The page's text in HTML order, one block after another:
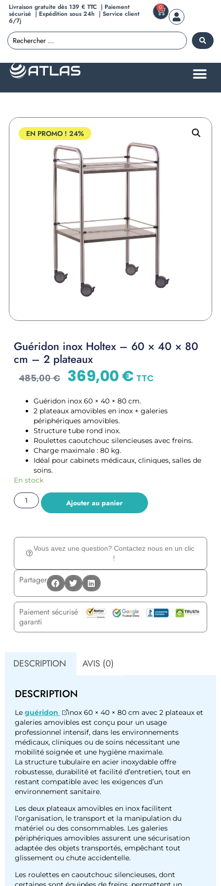
Livraison gratuite dès 139 € TTC ｜Paiement
sécurisé ｜Expédition sous 24h ｜Service client
6/7j
0
EN PROMO ! 24%
Guéridon inox Holtex – 60 × 40 × 80
cm – 2 plateaux
485,00€ 369,00€ TTC
Guéridon inox 60 × 40 × 80 cm.
2 plateaux amovibles en inox + galeries
périphériques amovibles.
Structure tube rond inox.
Roulettes caoutchouc silencieuses avec freins.
Charge maximale : 80 kg.
Idéal pour cabinets médicaux, cliniques, salles de
soins.
En stock
Ajouter au panier
Vous avez une question? Contactez nous en un clic
!
Partager
Paiement sécurisé
garanti
DESCRIPTION AVIS (0)
DESCRIPTION
Le guéridon
inox 60 × 40 × 80 cm avec 2 plateaux et
galeries amovibles est conçu pour un usage
professionnel intensif, dans les environnements
médicaux, cliniques ou de soins nécessitant une
mobilité soignée et une hygiène maximale.
La structure tubulaire en acier inoxydable offre
robustesse, durabilité et facilité d’entretien, tout en
restant compatible avec les exigences d’un
environnement sanitaire.
Les deux plateaux amovibles en inox facilitent
l’organisation, le transport et la manipulation du
matériel ou des consommables. Les galeries
périphériques amovibles assurent une sécurisation
adaptée des objets transportés, empêchant tout
glissement ou chute accidentelle.
Les roulettes en caoutchouc silencieuses, dont